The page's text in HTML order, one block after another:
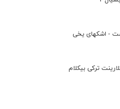
- اشکهای یخی
ترکی بیکلام